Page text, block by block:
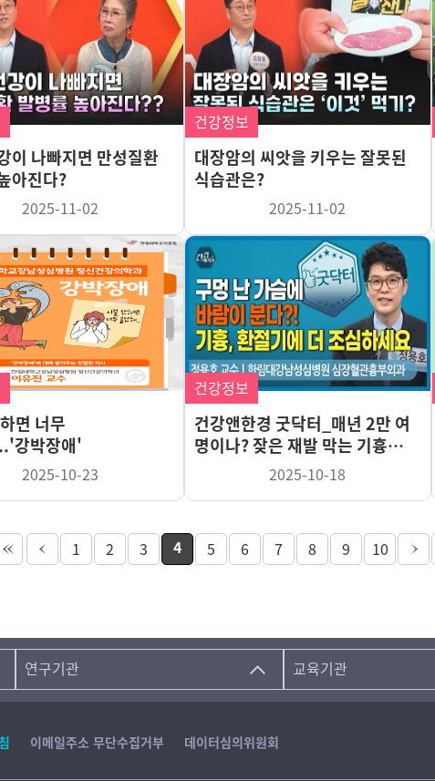
이 나빠지면 만성질환
아진다?
2025-11-02
건강정보
대장암의 씨앗을 키우는 잘못된
식습관은?
2025-11-02
면 너무
강박장애'
2025-10-23
건강정보
건강앤한경 굿닥터_매년 2만 여
명이나? 잦은 재발 막는 기흉
예방과 치료법2025-10-18
1 2 3 4 5 6 7 8 9 10
연구기관 교육기관
이메일주소 무단수집거부 데이터심의위원회